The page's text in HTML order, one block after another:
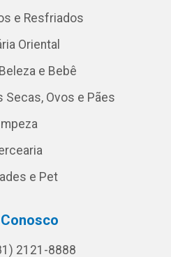
e Resfriados
Oriental
e Bebê
Secas, Ovos e Pães
e Pet
2121-8888